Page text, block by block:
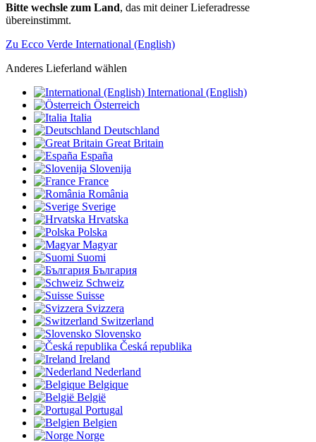
Bitte wechsle zum Land, das mit deiner Lieferadresse
übereinstimmt.
Zu Ecco Verde International (English)
Anderes Lieferland wählen
International (English)
Österreich
Italia
Deutschland
Great Britain
España
Slovenija
France
România
Sverige
Hrvatska
Polska
Magyar
Suomi
България
Schweiz
Suisse
Svizzera
Switzerland
Slovensko
Česká republika
Ireland
Nederland
Belgique
België
Portugal
Belgien
Norge